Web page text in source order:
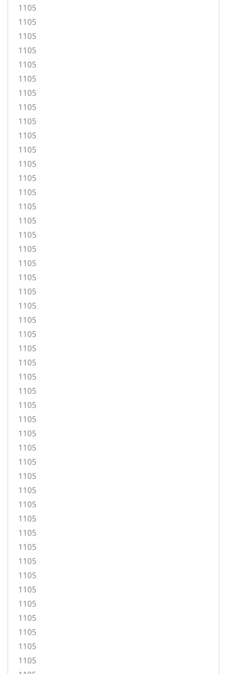
1105
1105
1105
1105
1105
1105
1105
1105
1105
1105
1105
1105
1105
1105
1105
1105
1105
1105
1105
1105
1105
1105
1105
1105
1105
1105
1105
1105
1105
1105
1105
1105
1105
1105
1105
1105
1105
1105
1105
1105
1105
1105
1105
1105
1105
1105
1105